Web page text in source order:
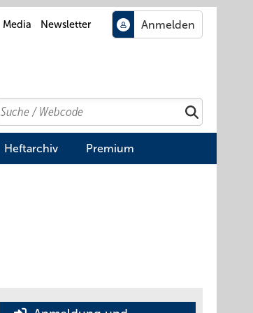
Media Newsletter
Search
Suchen
Heftarchiv Premium